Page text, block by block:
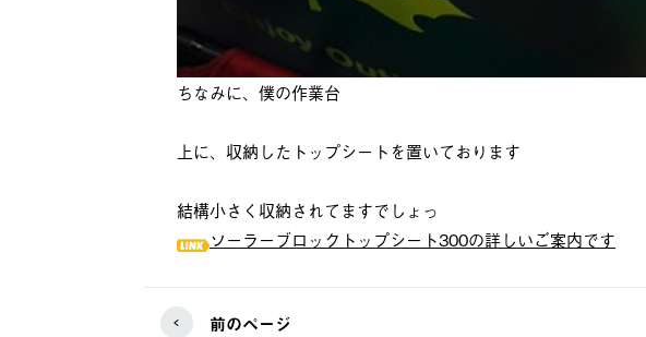
ちなみに、僕の作業台
上に、収納したトップシートを置いております
結構小さく収納されてますでしょっ
ソーラーブロックトップシート300の詳しいご案内です
前のページ